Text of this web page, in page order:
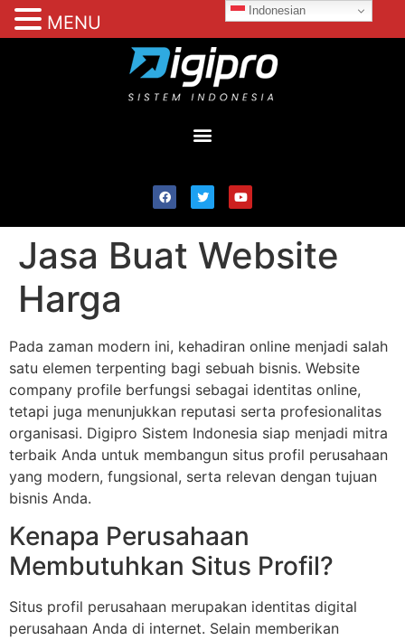
Jasa Buat Website
Harga
Pada zaman modern ini, kehadiran online menjadi salah
satu elemen terpenting bagi sebuah bisnis. Website
company profile berfungsi sebagai identitas online,
tetapi juga menunjukkan reputasi serta profesionalitas
organisasi. Digipro Sistem Indonesia siap menjadi mitra
terbaik Anda untuk membangun situs profil perusahaan
yang modern, fungsional, serta relevan dengan tujuan
bisnis Anda.
Kenapa Perusahaan
Membutuhkan Situs Profil?
Situs profil perusahaan merupakan identitas digital
perusahaan Anda di internet. Selain memberikan
Indonesian
MENU